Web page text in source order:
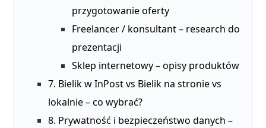
przygotowanie oferty
Freelancer / konsultant – research do
prezentacji
Sklep internetowy – opisy produktów
7. Bielik w InPost vs Bielik na stronie vs
lokalnie – co wybrać?
8. Prywatność i bezpieczeństwo danych –